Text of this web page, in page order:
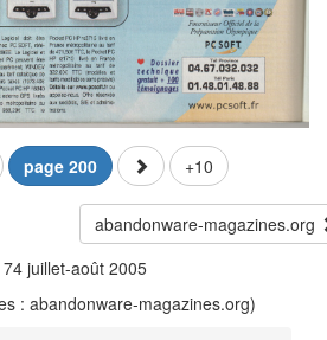
page 200 +10
abandonware-magazines.org
juillet-août 2005
: abandonware-magazines.org)